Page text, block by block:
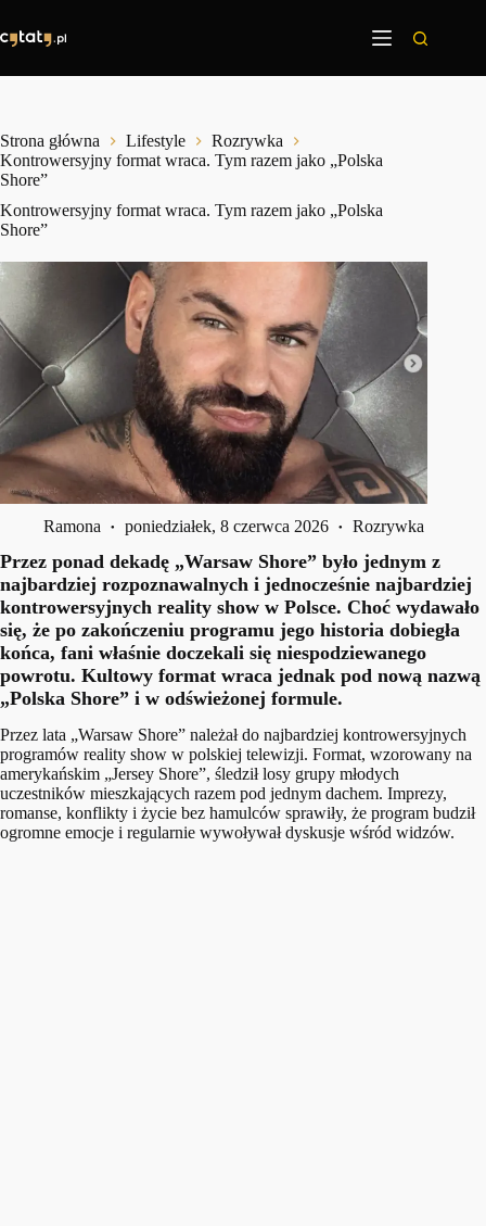
treści
Strona główna Lifestyle
Rozrywka
Kontrowersyjny format wraca. Tym razem jako „Polska
Shore”
Kontrowersyjny format wraca. Tym razem jako „Polska
Shore”
Ramona poniedziałek, 8 czerwca 2026 Rozrywka
Przez ponad dekadę „Warsaw Shore” było jednym z
najbardziej rozpoznawalnych i jednocześnie najbardziej
kontrowersyjnych reality show w Polsce. Choć wydawało
się, że po zakończeniu programu jego historia dobiegła
końca, fani właśnie doczekali się niespodziewanego
powrotu. Kultowy format wraca jednak pod nową nazwą
„Polska Shore” i w odświeżonej formule.
Przez lata „Warsaw Shore” należał do najbardziej kontrowersyjnych
programów reality show w polskiej telewizji. Format, wzorowany na
amerykańskim „Jersey Shore”, śledził losy grupy młodych
uczestników mieszkających razem pod jednym dachem. Imprezy,
romanse, konflikty i życie bez hamulców sprawiły, że program budził
ogromne emocje i regularnie wywoływał dyskusje wśród widzów.